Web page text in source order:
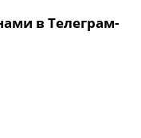
в Телеграм-